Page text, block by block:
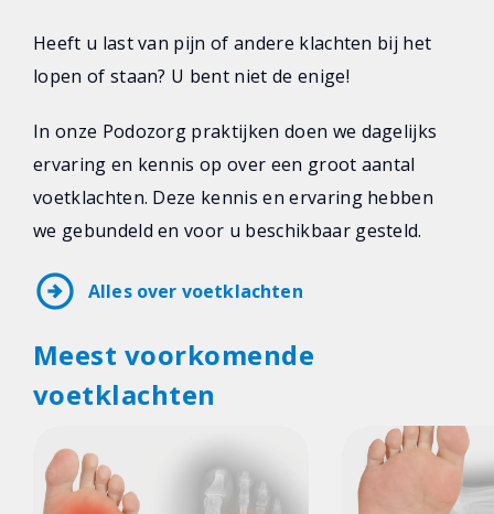
Heeft u last van pijn of andere klachten bij het
lopen of staan? U bent niet de enige!
In onze Podozorg praktijken doen we dagelijks
ervaring en kennis op over een groot aantal
voetklachten. Deze kennis en ervaring hebben
we gebundeld en voor u beschikbaar gesteld.
arrow_circle_right Alles over voetklachten
Meest voorkomende
voetklachten